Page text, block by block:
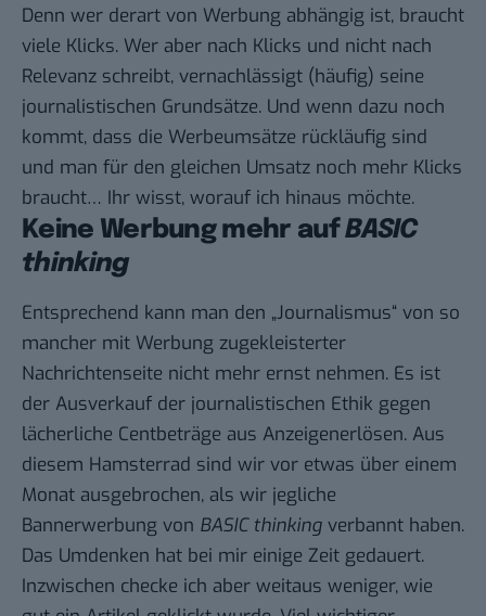
Denn wer derart von Werbung abhängig ist, braucht
viele Klicks. Wer aber nach Klicks und nicht nach
Relevanz schreibt, vernachlässigt (häufig) seine
journalistischen Grundsätze. Und wenn dazu noch
kommt, dass die Werbeumsätze rückläufig sind
und man für den gleichen Umsatz noch mehr Klicks
braucht… Ihr wisst, worauf ich hinaus möchte.
Keine Werbung mehr aufBASIC
thinking
Entsprechend kann man den „Journalismus“ von so
mancher mit Werbung zugekleisterter
Nachrichtenseite nicht mehr ernst nehmen. Es ist
der Ausverkauf der journalistischen Ethik gegen
lächerliche Centbeträge aus Anzeigenerlösen. Aus
diesem Hamsterrad sind wir vor etwas über einem
Monat ausgebrochen, als wir jegliche
Bannerwerbung von BASIC thinking verbannt haben.
Das Umdenken hat bei mir einige Zeit gedauert.
Inzwischen checke ich aber weitaus weniger, wie